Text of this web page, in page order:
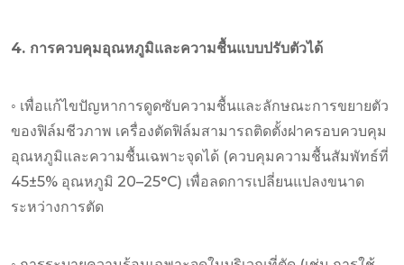
4. การควบคุมอุณหภูมิและความชื้นแบบปรับตัวได้
◦ เพื่อแก้ไขปัญหาการดูดซับความชื้นและลักษณะการขยายตัว
ของฟิล์มชีวภาพ เครื่องตัดฟิล์มสามารถติดตั้งฝาครอบควบคุม
อุณหภูมิและความชื้นเฉพาะจุดได้ (ควบคุมความชื้นสัมพัทธ์ที่
45±5% อุณหภูมิ 20–25°C) เพื่อลดการเปลี่ยนแปลงขนาด
ระหว่างการตัด